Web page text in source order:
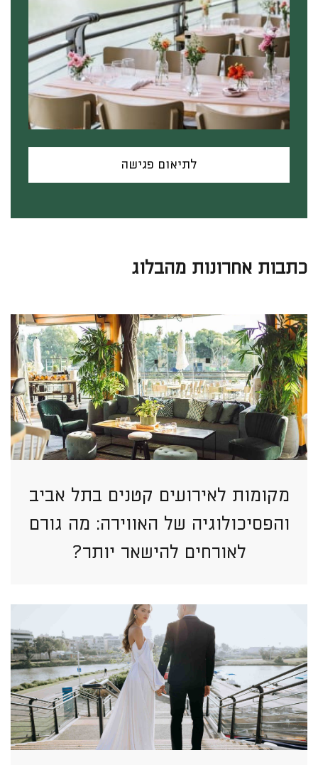
לתיאום פגישה
כתבות אחרונות מהבלוג
מקומות לאירועים קטנים בתל אביב
והפסיכולוגיה של האווירה: מה גורם
לאורחים להישאר יותר?